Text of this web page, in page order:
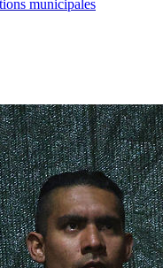
municipales